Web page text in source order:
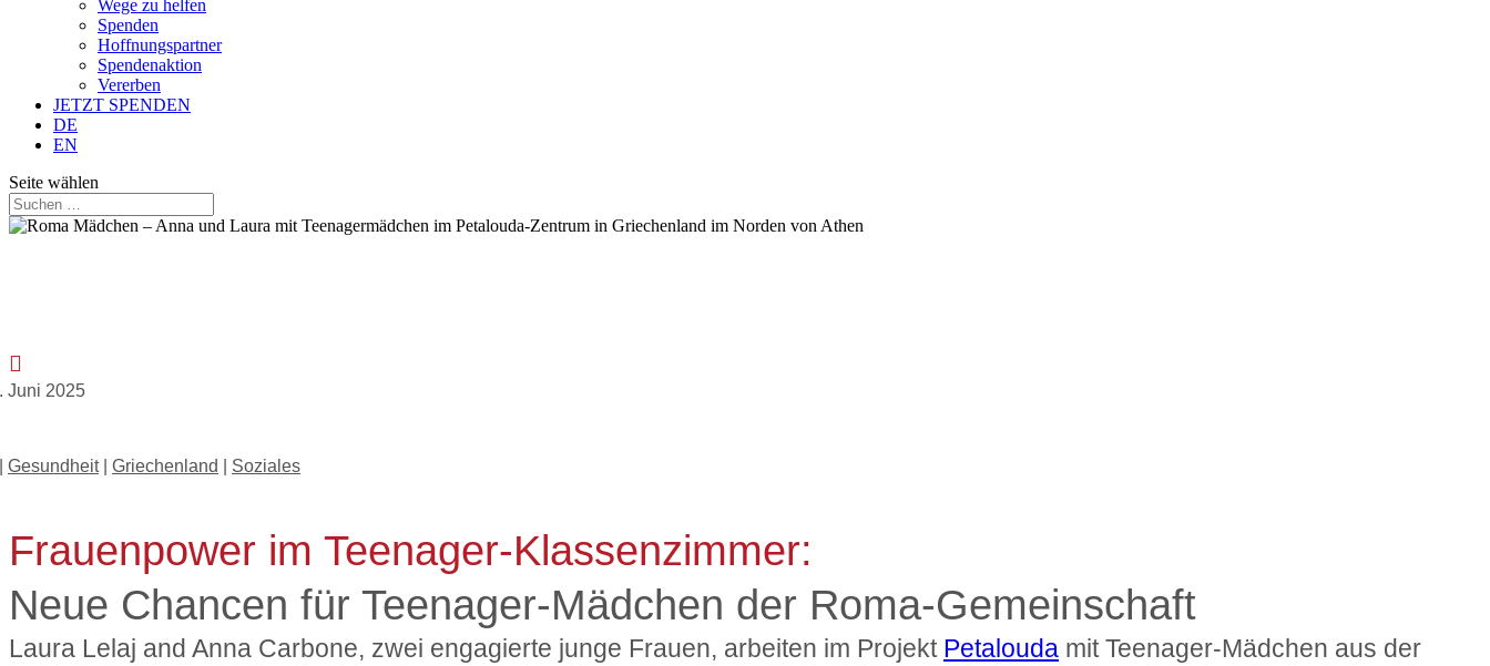
Wege zu helfen
Spenden
Hoffnungspartner
Spendenaktion
Vererben
JETZT SPENDEN
DE
EN
Seite wählen

Juni 2025
Gesundheit| Griechenland Soziales
Frauenpower im Teenager-­Klassenzimmer:
Neue Chancen für Teenager-­Mädchen der Roma-Gemeinschaft
Laura Lelaj and Anna Carbone, zwei engagierte junge Frauen, arbeiten im Projekt Petalouda mit Teenager-Mädchen aus der